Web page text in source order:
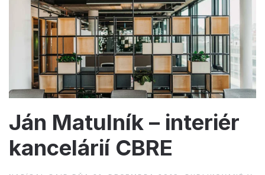
Ján Matulník – interiér
kancelárií CBRE